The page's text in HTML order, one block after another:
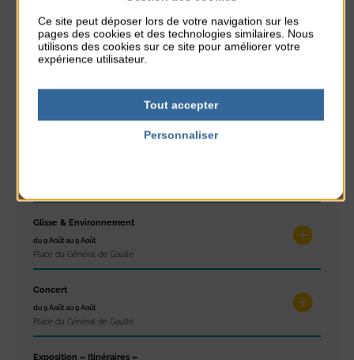
Réveil musculaire
du 3 Août au 7 Août
Plage du passous
Stretching
Plage du passous
Glisse & Environnement
du 9 Août au 9 Août
Place du Général de Gaulle
Concert
du 9 Août au 9 Août
Place du Général de Gaulle
Exposition « Itinéraires »
Ce site peut déposer lors de votre navigation sur les
pages des cookies et des technologies similaires. Nous
utilisons des cookies sur ce site pour améliorer votre
expérience utilisateur.
Tout accepter
Personnaliser